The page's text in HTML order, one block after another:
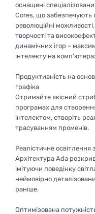
оснащені
Cores, що забезпечують
революційні
творчості та
динамічних ігор –
інтелекту на
Продуктивність на
графіка
Отримайте якісний
програмах для
інтелектом, створіть
трасуванням променів.
Реалістичне
Архітектура Ada
імітуючи поведінку
неймовірно
раніше.
Оптимізована